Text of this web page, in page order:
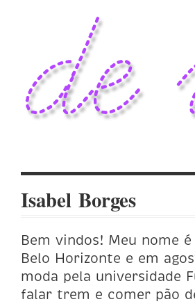
Isabel Borges
Bem vindos! Meu nome
Belo Horizonte e em
moda pela universidade
falar trem e comer pão